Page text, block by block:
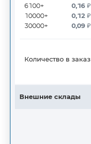
6100+
10000+
30000+
0,16₽
0,12₽
0,09₽
Количество в заказ
Внешние склады